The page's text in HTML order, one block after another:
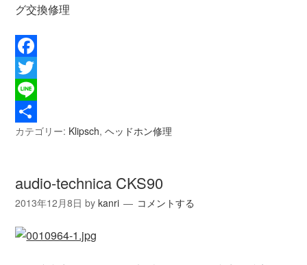
グ交換修理
Facebook
Twitter
Line
共
カテゴリー: Klipsch,ヘッドホン修理
audio-technica CKS90
2013年12月8日 bykanri コメントする